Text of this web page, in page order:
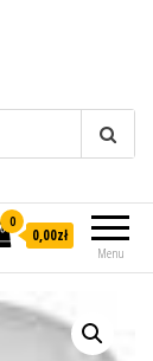
Menu
0
0,00zł